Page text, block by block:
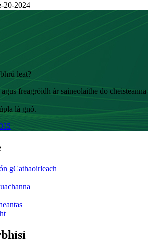
20-2024
leat?
freagróidh ár saineolaithe do cheisteanna
lá gnó.
gCathaoirleach